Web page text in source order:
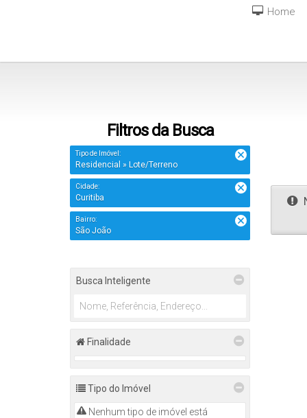
Home
Filtros da Busca
Tipo de Imóvel:
Residencial » Lote/Terreno
Cidade:
Curitiba
Bairro:
São João
Busca Inteligente
Finalidade
Tipo do Imóvel
Nenhum tipo de imóvel está